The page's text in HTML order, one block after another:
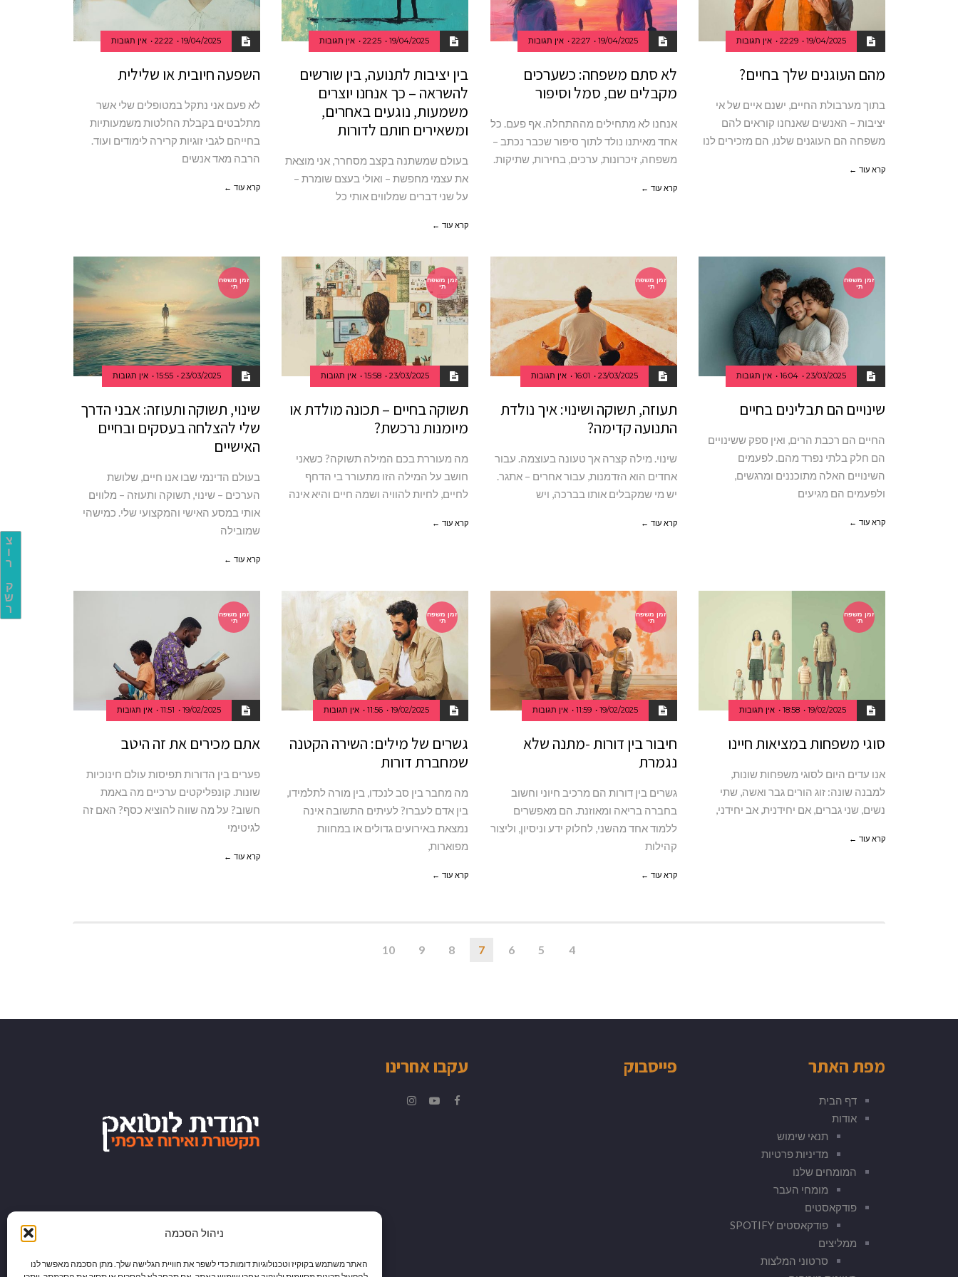
ניהול הסכמה
האתר משתמש בקוקיז וטכנולוגיות דומות כדי לשפר את חוויית הגלישה שלך. מתן הסכמה מאפשר לנו
צ
ו
ר
ק
ש
ר
19/04/2025
22:29 אין תגובות
מהם העוגנים שלך בחיים?
בתוך מערבולת החיים, ישנם איים של אי
יציבות – האנשים שאנחנו קוראים להם
משפחה הם העוגנים שלנו, הם מזכירים לנו
קרא עוד ←
19/04/2025
22:27 אין תגובות
לא סתם משפחה: כשערכים
מקבלים שם, סמל וסיפור
אנחנו לא מתחילים מההתחלה. אף פעם. כל
אחד מאיתנו נולד לתוך סיפור שכבר נכתב –
משפחה, זיכרונות, ערכים, בחירות, שתיקות.
קרא עוד ←
19/04/2025
22:25 אין תגובות
בין יציבות לתנועה, בין שורשים
להשראה – כך אנחנו יוצרים
משמעות, נוגעים באחרים,
ומשאירים חותם לדורות
בעולם שמשתנה בקצב מסחרר, אני מוצאת
את עצמי מחפשת – ואולי בעצם שומרת –
על שני דברים שמלווים אותי כל
קרא עוד ←
19/04/2025
22:22 אין תגובות
השפעה חיובית או שלילית
לא פעם אני נתקל במטופלים שלי אשר
מתלבטים בקבלת החלטות משמעותיות
בחייהם לגבי זוגיות קרירה לימודים ועוד.
הרבה מאד אנשים
קרא עוד ←
זמן משפח
תי
23/03/2025
16:04 אין תגובות
שינויים הם תבלינים בחיים
החיים הם רכבת הרים, ואין ספק ששינויים
הם חלק בלתי נפרד מהם. לפעמים
השינויים האלה מתוכננים ומרגשים,
ולפעמים הם מגיעים
קרא עוד ←
זמן משפח
תי
23/03/2025
16:01 אין תגובות
תעוזה, תשוקה ושינוי: איך נולדת
התנועה קדימה?
שינוי. מילה קצרה אך טעונה בעוצמה. עבור
אחדים הוא הזדמנות, עבור אחרים – אתגר.
יש מי שמקבלים אותו בברכה, ויש
קרא עוד ←
זמן משפח
תי
23/03/2025
15:58 אין תגובות
תשוקה בחיים – תכונה מולדת או
מיומנות נרכשת?
מה מעוררת בכם המילה תשוקה? כשאני
חושב על המילה הזו מתעורר בי הדחף
לחיים, לחיות להוויה ושמה חיים והיא אינה
קרא עוד ←
זמן משפח
תי
23/03/2025
15:55 אין תגובות
שינוי, תשוקה ותעוזה: אבני הדרך
שלי להצלחה בעסקים ובחיים
האישיים
בעולם הדינמי שבו אנו חיים, שלושת
הערכים – שינוי, תשוקה ותעוזה – מלווים
אותי במסע האישי והמקצועי שלי. כמישהי
שמובילה
קרא עוד ←
זמן משפח
תי
19/02/2025
18:58 אין תגובות
סוגי משפחות במציאות חיינו
אנו עדים היום לסוגי משפחות שונות,
למבנה שונה: זוג הורים גבר ואשה, שתי
נשים, שני גברים, אם יחידנית, אב יחידני,
קרא עוד ←
זמן משפח
תי
19/02/2025
11:59 אין תגובות
חיבור בין דורות -מתנה שלא
נגמרת
גשרים בין דורות הם מרכיב חיוני וחשוב
בחברה בריאה ומאוזנת. הם מאפשרים
ללמוד אחד מהשני, לחלוק ידע וניסיון, וליצור
קהילות
קרא עוד ←
זמן משפח
תי
19/02/2025
11:56 אין תגובות
גשרים של מילים: השירה הקטנה
שמחברת דורות
מה מחבר בין סב לנכדו, בין מורה לתלמידו,
בין אדם לעברו? לעיתים התשובה אינה
נמצאת באירועים גדולים או במחוות
מפוארות,
קרא עוד ←
זמן משפח
תי
19/02/2025
11:51 אין תגובות
אתם מכירים את זה היטב
פערים בין הדורות תפיסות עולם חינוכיות
שונות. קונפליקטים ערכיים מה באמת
חשוב? על מה שווה להוציא כסף? האם זה
לגיטימי
קרא עוד ←
4
5
6
7
8
9
10
מפת האתר
דף הבית
אודות
תנאי שימוש
מדיניות פרטיות
המומחים שלנו
מומחי העבר
פודקאסטים
פודקאסטים SPOTIFY
ממליצים
סרטוני המלצות
פייסבוק עקבו אחרינו